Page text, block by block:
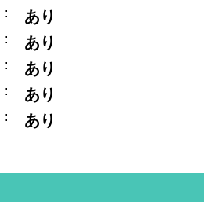
: あり
: あり
: あり
: あり
: あり